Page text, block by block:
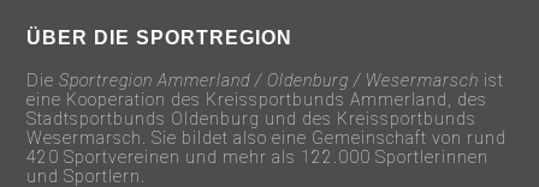
ÜBER DIE SPORTREGION
DieSportregion Ammerland / Oldenburg / Wesermarsch ist
eine Kooperation des Kreissportbunds Ammerland, des
Stadtsportbunds Oldenburg und des Kreissportbunds
Wesermarsch. Sie bildet also eine Gemeinschaft von rund
420 Sportvereinen und mehr als 122.000 Sportlerinnen
und Sportlern.